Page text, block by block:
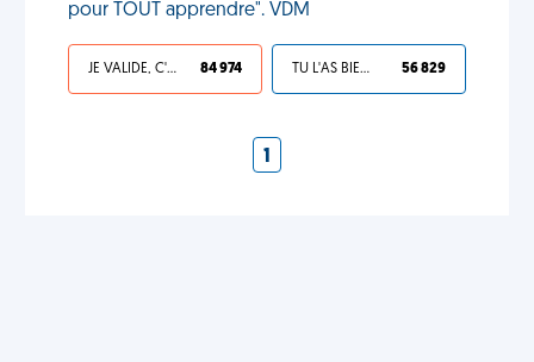
pour TOUT apprendre". VDM
JE VALIDE, C'EST UNE VDM 84 974 TU L'AS BIEN MÉRITÉ 56 829
1